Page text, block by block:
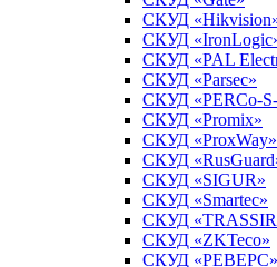
СКУД
СКУД
СКУД «PAL
СКУД «Parsec»
СКУД «PERCo-
СКУД «Promix»
СКУД «ProxWay»
СКУД
СКУД «SIGUR»
СКУД «Smartec»
СКУД
СКУД «ZKTeco»
СКУД «РЕВЕРС»